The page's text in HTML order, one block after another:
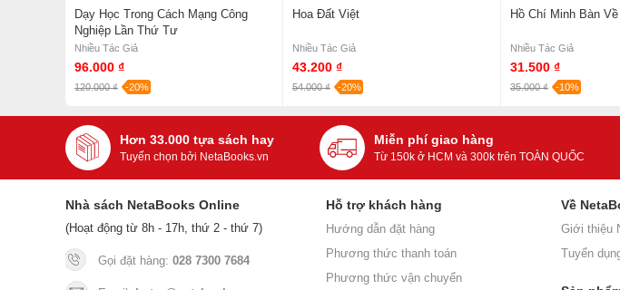
Dạy Học Trong Cách Mạng Công
Nghiệp Lần Thứ Tư
Nhiều Tác Giả
96.000 ₫
120.000 ₫ -20%
Hoa Đất Việt
Nhiều Tác Giả
43.200 ₫
54.000 ₫ -20%
Hồ Chí Minh Bàn
Nhiều Tác Giả
31.500 ₫
35.000 ₫ -10%
Hơn 33.000 tựa sách hay
Tuyển chọn bởi NetaBooks.vn
Miễn phí giao hàng
Từ 150k ở HCM và 300k trên TOÀN QUỐC
Nhà sách NetaBooks Online
(Hoạt động từ 8h - 17h, thứ 2 - thứ 7)
Gọi đặt hàng: 028 7300 7684
Hỗ trợ khách hàng
Hướng dẫn đặt hàng
Phương thức thanh toán
Phương thức vận chuyển
Về
Giới thiệu
Tuyển